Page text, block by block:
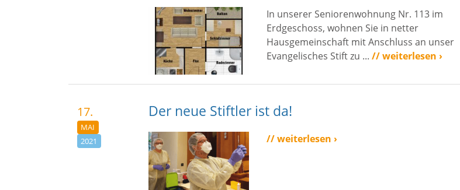
In unserer Seniorenwohnung Nr. 113 im
Erdgeschoss, wohnen Sie in netter
Hausgemeinschaft mit Anschluss an unser
Evangelisches Stift zu ...// weiterlesen ›
17.
MAI
2021
Der neue Stiftler ist da!
// weiterlesen ›